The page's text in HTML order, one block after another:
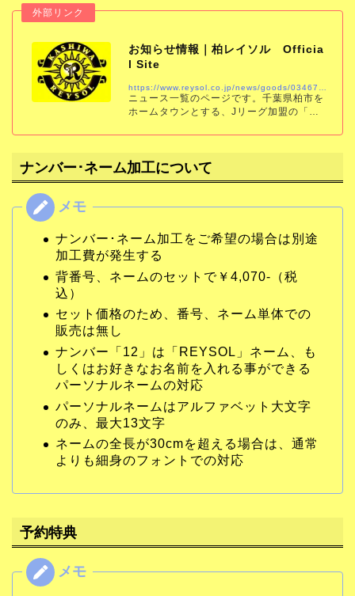
お知らせ情報｜柏レイソル Officia
l Site
ニュース一覧のページです。千葉県柏市を
ホームタウンとする、Jリーグ加盟の「柏
スケジュール、チケット、チーム情報をい
ナンバー･ネーム加工について
ナンバー･ネーム加工をご希望の場合は別途
加工費が発生する
背番号、ネームのセットで￥4,070-（税
込）
セット価格のため、番号、ネーム単体での
販売は無し
ナンバー「12」は「REYSOL」ネーム、も
しくはお好きなお名前を入れる事ができる
パーソナルネームの対応
パーソナルネームはアルファベット大文字
のみ、最大13文字
ネームの全長が30cmを超える場合は、通常
よりも細身のフォントでの対応
予約特典